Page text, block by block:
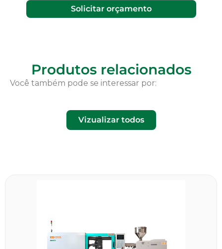
Solicitar orçamento
Produtos relacionados
Você também pode se interessar por:
Vizualizar todos